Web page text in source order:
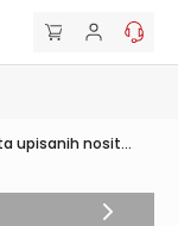
upisanih nosit...